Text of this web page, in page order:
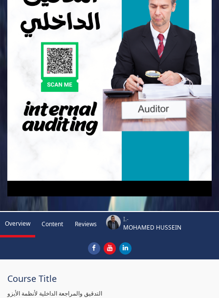
Video
Overview Content Reviews
I.-
MOHAMED HUSSEIN
Course Title
التدقيق والمراجعة الداخلية لأنظمة الأيزو